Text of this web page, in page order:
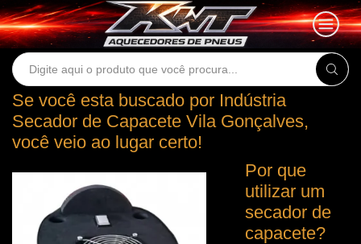
Search
Se você esta buscado por Indústria
Secador de Capacete Vila Gonçalves,
você veio ao lugar certo!
Por que
utilizar um
secador de
capacete?